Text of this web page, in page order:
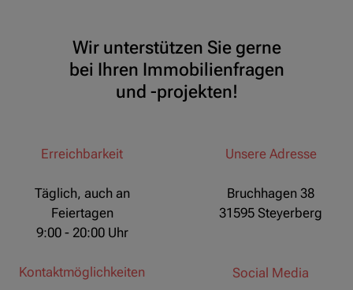
Wir unterstützen Sie gerne
bei Ihren Immobilienfragen
und -projekten!
Erreichbarkeit
Täglich, auch an
Feiertagen
9:00 - 20:00 Uhr
Kontaktmöglichkeiten
Unsere Adresse
Bruchhagen 38
31595 Steyerberg
Social Media